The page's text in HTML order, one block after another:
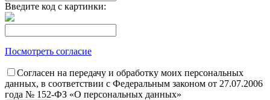
Введите код с картинки:
Посмотреть согласие
Согласен на передачу и обработку моих персональных
данных, в соответствии с Федеральным законом от 27.07.2006
года № 152-ФЗ «О персональных данных»